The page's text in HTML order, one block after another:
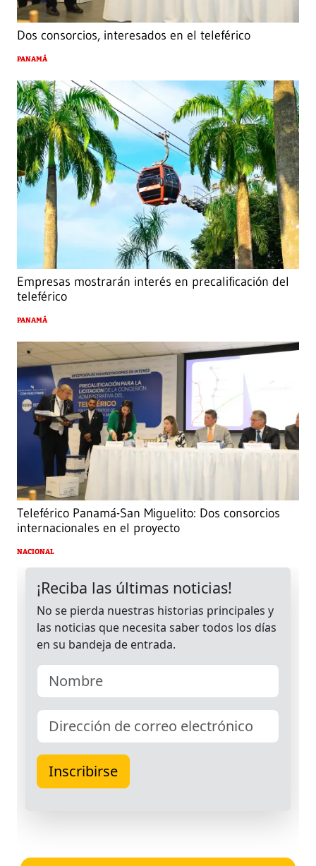
Dos consorcios, interesados en el teleférico
PANAMÁ
Empresas mostrarán interés en precalificación del
teleférico
PANAMÁ
Teleférico Panamá-San Miguelito: Dos consorcios
internacionales en el proyecto
NACIONAL